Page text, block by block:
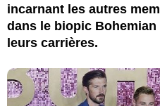
incarnant les autres
dans le biopic
leurs carrières.